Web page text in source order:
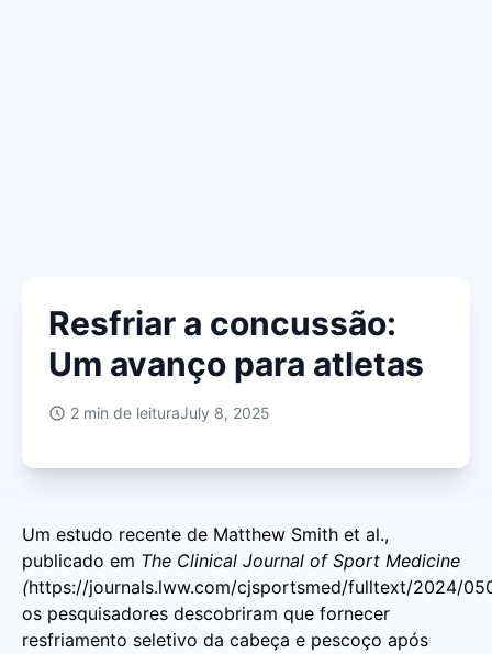
Resfriar a concussão:
Um avanço para atletas
2 min de leituraJuly 8, 2025
Um estudo recente de Matthew Smith et al.,
publicado em The Clinical Journal of Sport Medicine
(https://journals.lww.com/cjsportsmed/fulltext/2024/
os pesquisadores descobriram que fornecer
resfriamento seletivo da cabeça e pescoço após